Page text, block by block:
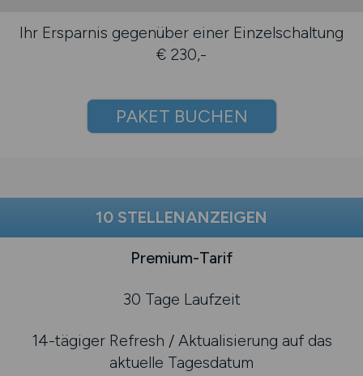
Ihr Ersparnis gegenüber einer Einzelschaltung
€ 230,-
PAKET BUCHEN
10 STELLENANZEIGEN
Premium-Tarif
30 Tage Laufzeit
14-tägiger Refresh / Aktualisierung auf das
aktuelle Tagesdatum